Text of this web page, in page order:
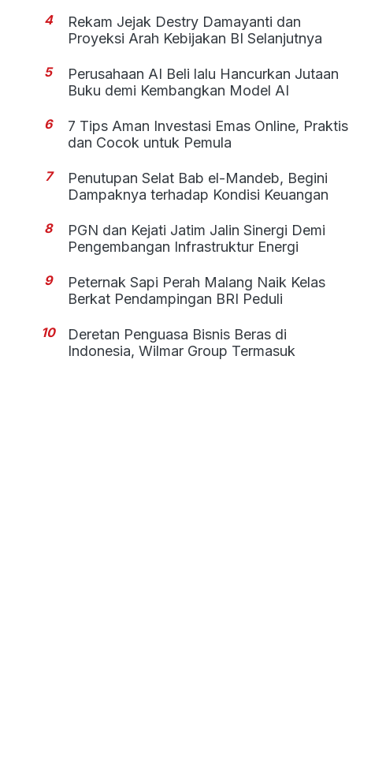
4
Rekam Jejak Destry Damayanti dan
Proyeksi Arah Kebijakan BI Selanjutnya
5
Perusahaan AI Beli lalu Hancurkan Jutaan
Buku demi Kembangkan Model AI
6
7 Tips Aman Investasi Emas Online, Praktis
dan Cocok untuk Pemula
7
Penutupan Selat Bab el-Mandeb, Begini
Dampaknya terhadap Kondisi Keuangan
8
PGN dan Kejati Jatim Jalin Sinergi Demi
Pengembangan Infrastruktur Energi
9
Peternak Sapi Perah Malang Naik Kelas
Berkat Pendampingan BRI Peduli
10
Deretan Penguasa Bisnis Beras di
Indonesia, Wilmar Group Termasuk